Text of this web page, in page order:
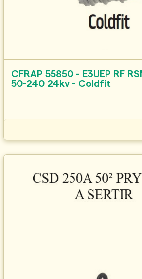
CFRAP 55850 - E3UEP RF
50-240 24kv - Coldfit